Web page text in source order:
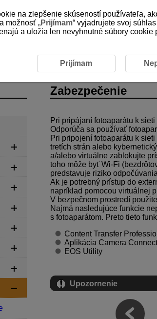
Zabezpečenie
Pri pripájaní fotoaparátu k
Odporúča sa používať
Pri pripojení fotoaparátu k
tretích strán alebo
a/alebo virtuálne zablokujte
toho môže byť Wi-Fi
predstavuje riziko
Ak je potrebný prístup do
napríklad pomocou virtuálnej
V bezpečnom prostredí použite
Najmä nasledujúce funkcie
s fotoaparátom. Preto tieto
Content Transfer
Aplikácia Camera Connect
EOS Utility
Upozornenie
na zlepšenie skúseností používateľa,
možnosť „Prijímam“ vyjadrujete svoj
a uložia len nevyhnutné súbory
Prijímam